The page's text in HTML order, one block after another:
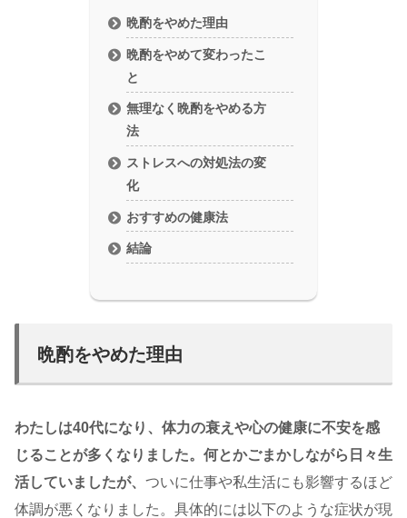
晩酌をやめた理由
晩酌をやめて変わったこ
と
無理なく晩酌をやめる方
法
ストレスへの対処法の変
化
おすすめの健康法
結論
晩酌をやめた理由
わたしは40代になり、体力の衰えや心の健康に不安を感
じることが多くなりました。何とかごまかしながら日々生
活していましたが、 ついに仕事や私生活にも影響するほど
体調が悪くなりました。具体的には以下のような症状が現